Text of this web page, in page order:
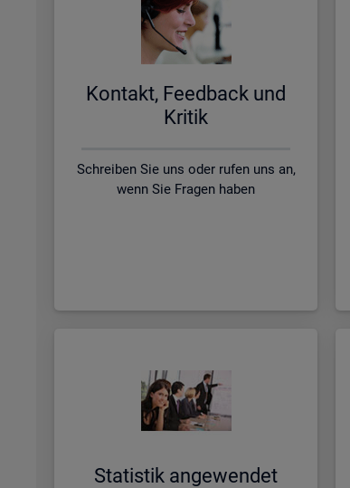
Kon­takt, Feed­back und
Kri­tik
Schreiben Sie uns oder rufen uns an,
wenn Sie Fragen haben
Sta­tis­tik an­ge­wen­det